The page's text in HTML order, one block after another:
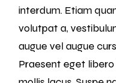
interdum. Etiam
volutpat a,
augue vel augue
Praesent eget